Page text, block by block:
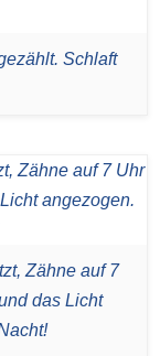
Schlaft
Zähne auf 7
das Licht